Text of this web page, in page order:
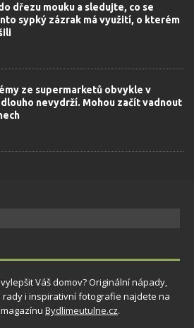
dřezu mouku a sledujte, co se
sypký zázrak má využití, o kterém
ze supermarketů obvykle v
nevydrží. Mohou začít vadnout
Váš domov? Originální nápady,
i inspirativní fotografie najdete na
Bydlimeutulne.cz.